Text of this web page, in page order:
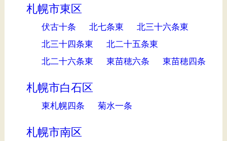
札幌市東区
伏古十条 北七条東
北三十六条東
北三十四条東
北二十五条東
北二十六条東
東苗穂六条 東苗穂四条
札幌市白石区
東札幌四条 菊水一条
札幌市南区